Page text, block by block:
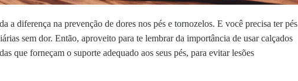
a diferença na prevenção de dores nos pés e tornozelos. E você precisa ter pés
sem dor. Então, aproveito para te lembrar da importância de usar calçados
que forneçam o suporte adequado aos seus pés, para evitar lesões